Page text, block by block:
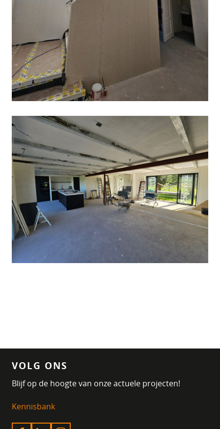
VOLG ONS
Blijf op de hoogte van onze actuele projecten!
Kennisbank